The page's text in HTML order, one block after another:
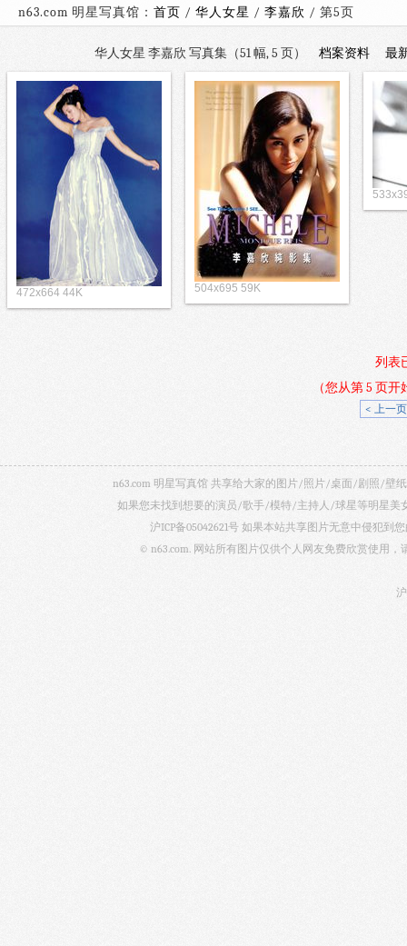
n63.com 明星写真馆： 首页 / 华人女星 / 李嘉欣 / 第5
华人女星 李嘉欣 写真集（51 幅, 5 页） 档案资料 最
472x664 44K 504x695 59K
列表
（您从第 5 页
< 上一页
n63.com 明星写真馆 共享给大家的图片/照片/桌面/剧照/壁
如果您未找到想要的演员/歌手/模特/主持人/球星等明星美
沪ICP备05042621号 如果本站共享图片无意中侵犯到
© n63.com. 网站所有图片仅供个人网友免费欣赏使用